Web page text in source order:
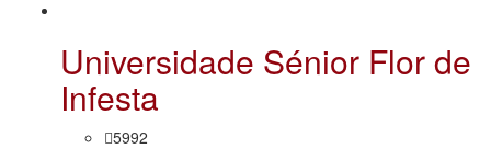
Universidade Sénior Flor de
Infesta
5992